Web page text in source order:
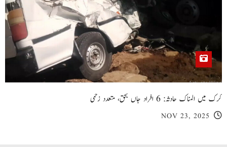
کرک میں المناک حادثہ: 6 افراد جاں بحق، متعدد زخمی
NOV 23, 2025